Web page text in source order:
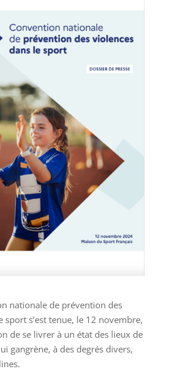
nationale de prévention des
sport s’est tenue, le 12 novembre,
de se livrer à un état des lieux de
gangrène, à des degrés divers,